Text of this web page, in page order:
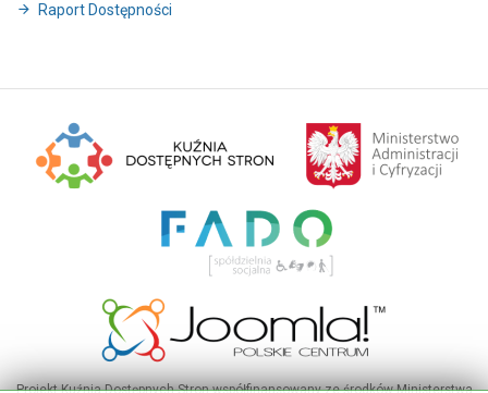
Raport Dostępności
Projekt Kuźnia Dostępnych Stron współfinansowany ze środków Ministerstwa